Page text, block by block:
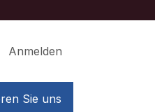
Anmelden
Sie uns